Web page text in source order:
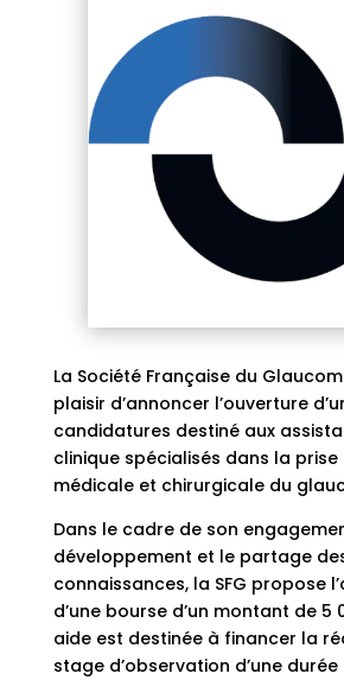
La Société Française du
plaisir d’annoncer l’ouverture
candidatures destiné aux
clinique spécialisés dans la
médicale et chirurgicale du
Dans le cadre de son
développement et le partage
connaissances, la SFG propose
d’une bourse d’un montant de 5
aide est destinée à financer la
stage d’observation d’une durée